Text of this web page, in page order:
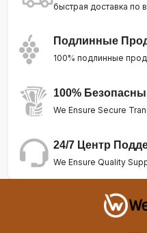
быстрая доставка по
Подлинные
100% подлинные
100%
We Ensure Secure
24/7 Центр
We Ensure Quality